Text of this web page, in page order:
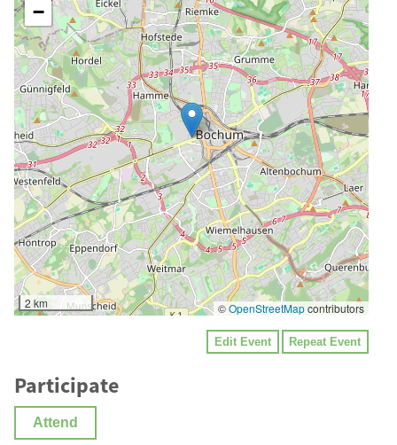
−
2 km ©OpenStreetMapcontributors
Edit Event Repeat Event
Participate
Attend